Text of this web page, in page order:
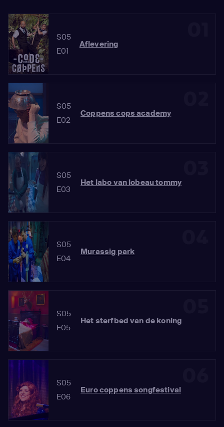
S05
E01
Aflevering
S05
E02
Coppens cops academy
S05
E03
Het labo van lobeau tommy
S05
E04
Murassig park
S05
E05
Het sterfbed van de koning
S05
E06
Euro coppens songfestival